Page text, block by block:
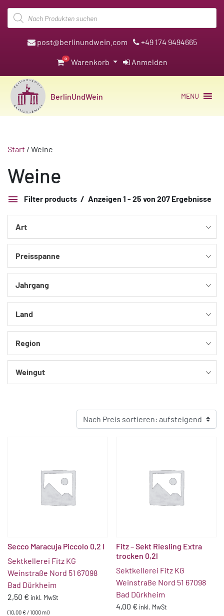
Products
search
post@berlinundwein.com +49 174 9494665
0 Warenkorb Anmelden
BerlinUndWein MENU
Start / Weine
Weine
Filter products Anzeigen 1 - 25 von 207 Ergebnisse
Art
Preisspanne
Jahrgang
Land
Region
Weingut
Secco Maracuja Piccolo 0,2 l
Sektkellerei Fitz KG
Weinstraße Nord 51 67098
Bad Dürkheim
2,50 € inkl. MwSt
(10,00€/1000ml)
Fitz – Sekt Riesling Extra
trocken 0,2l
Sektkellerei Fitz KG
Weinstraße Nord 51 67098
Bad Dürkheim
4,00 € inkl. MwSt